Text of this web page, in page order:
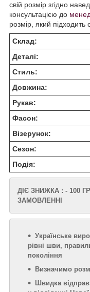
свій розмір згідно
консультацією до
розмір, який
Склад:
Деталі:
Стиль:
Довжина:
Рукав:
Фасон:
Візерунок:
Сезон:
Подія:
ДІЄ ЗНИЖКА : - 100
ЗАМОВЛЕННІ
Українське
рівні шви,
покоління
Визначимо
Швидка